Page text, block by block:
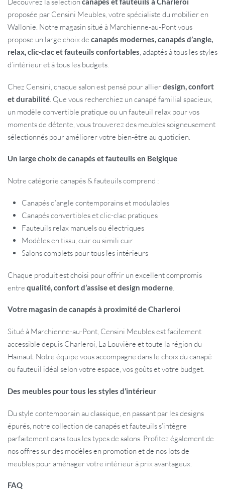
proposée par Censini Meubles, votre spécialiste du mobilier en
Wallonie. Notre magasin situé à Marchienne-au-Pont vous
propose un large choix de canapés modernes, canapés d’angle,
relax, clic-clac et fauteuils confortables, adaptés à tous les styles
d’intérieur et à tous les budgets.
Chez Censini, chaque salon est pensé pour allierdesign, confort
et durabilité . Que vous recherchiez un canapé familial spacieux,
un modèle convertible pratique ou un fauteuil relax pour vos
moments de détente, vous trouverez des meubles soigneusement
sélectionnés pour améliorer votre bien-être au quotidien.
Un large choix de canapés et fauteuils en Belgique
Notre catégorie canapés & fauteuils comprend :
Canapés d’angle contemporains et modulables
Canapés convertibles et clic-clac pratiques
Fauteuils relax manuels ou électriques
Modèles en tissu, cuir ou simili cuir
Salons complets pour tous les intérieurs
Chaque produit est choisi pour offrir un excellent compromis
entre qualité, confort d’assise et design moderne
Votre magasin de canapés à proximité de Charleroi
Situé à Marchienne-au-Pont, Censini Meubles est facilement
accessible depuis Charleroi, La Louvière et toute la région du
Hainaut. Notre équipe vous accompagne dans le choix du canapé
ou fauteuil idéal selon votre espace, vos goûts et votre budget.
Des meubles pour tous les styles d’intérieur
Du style contemporain au classique, en passant par les designs
épurés, notre collection de canapés et fauteuils s’intègre
parfaitement dans tous les types de salons. Profitez également de
nos offres sur des modèles en promotion et de nos lots de
meubles pour aménager votre intérieur à prix avantageux.
FAQ